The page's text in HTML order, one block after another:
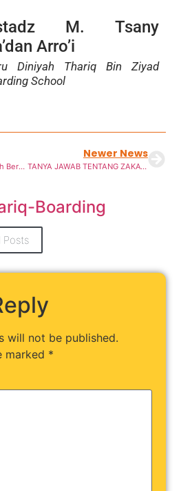
M. Tsany
Arro’i
Diniyah Thariq Bin Ziyad
School
Agar Ramadhan Kita Lebih Bermakna
Newer News
TANYA JAWAB TENTANG ZAKAT FITRAH
Boarding
Posts
will not be published.
marked *